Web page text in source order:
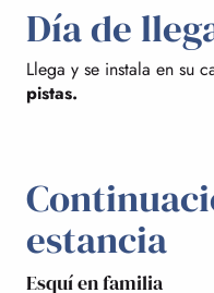
Día de
Llega y se instala en su
pistas.
estancia
Esquí en familia